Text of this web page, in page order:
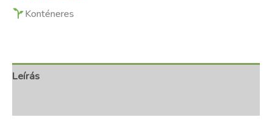
Konténeres
Leírás